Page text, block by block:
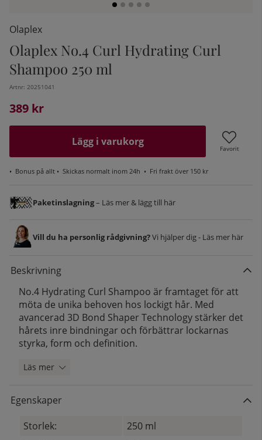
Olaplex
Olaplex No.4 Curl Hydrating Curl
Shampoo 250 ml
Artnr: 20251041
389 kr
Lägg i varukorg
Favorit
• Bonus på allt • Skickas normalt inom 24h • Fri frakt över 150 kr
Paketinslagning– Läs mer & lägg till här
Vill du ha personlig rådgivning?Vi hjälper dig - Läs mer här
Beskrivning
No.4 Hydrating Curl Shampoo är framtaget för att
möta de unika behoven hos lockigt hår. Med
avancerad 3D Bond Shaper Technology stärker det
hårets inre bindningar och förbättrar lockarnas
styrka, form och definition.
Läs mer
Egenskaper
Storlek:
250 ml